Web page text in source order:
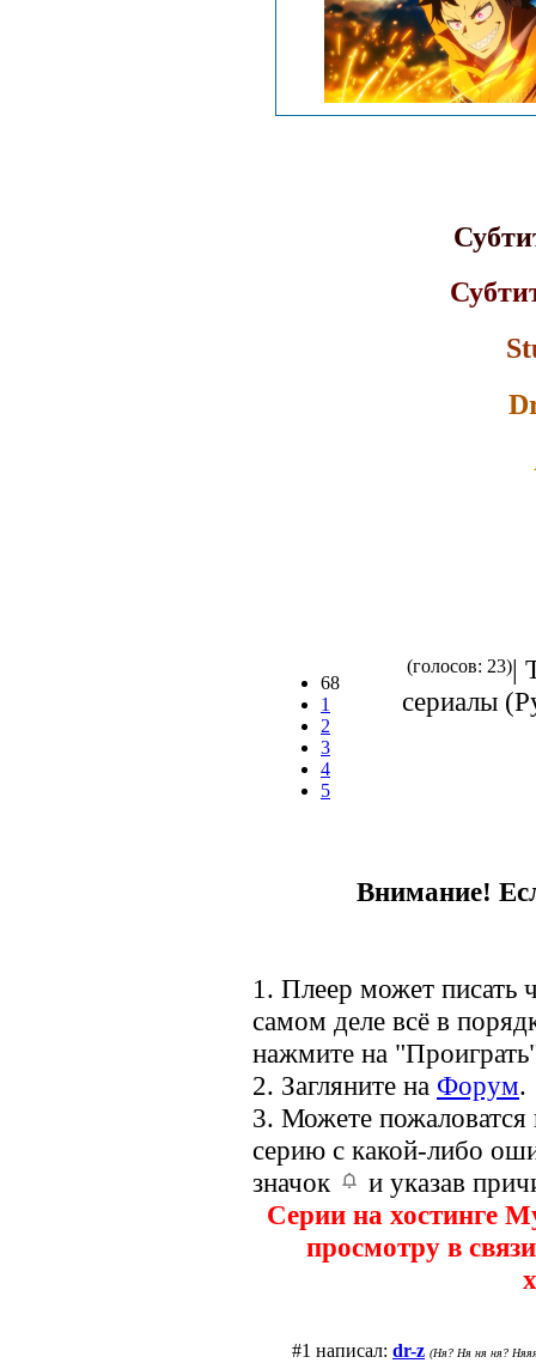
68
1
2
3
4
5
(голосов: 23)|
сериалы
Внимание!
1. Плеер может писать
самом деле всё в
нажмите на
2. Загляните на Форум.
3. Можете
серию с какой-либо
значок
и указав
Серии на хостинге
просмотру в
#1 написал: dr-z (Ня? Ня ня ня?